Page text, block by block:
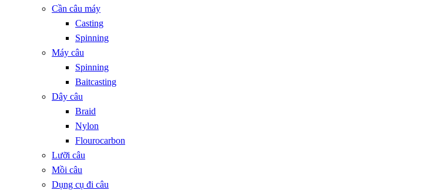
Cần câu máy
Casting
Spinning
Máy câu
Spinning
Baitcasting
Dây câu
Braid
Nylon
Flourocarbon
Lưỡi câu
Mồi câu
Dụng cụ đi câu